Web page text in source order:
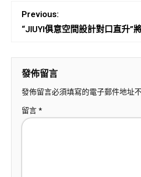
Previous:
“JIUYI俱意空間設計對口直升”
發佈留言
發佈留言必須填寫的電子郵件地址
留言 *